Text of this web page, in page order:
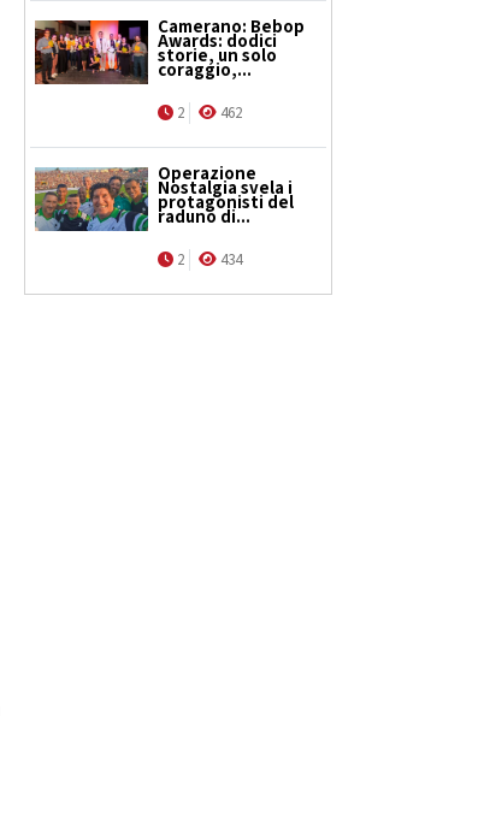
Camerano: Bebop
Awards: dodici
storie, un solo
coraggio,...
2 462
Operazione
Nostalgia svela i
protagonisti del
raduno di...
2 434